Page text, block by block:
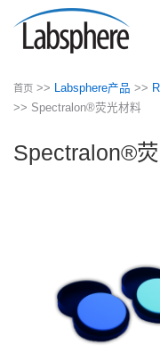
首页 >> Labsphere产品 >>
>> Spectralon®荧光材料
Spectralon®